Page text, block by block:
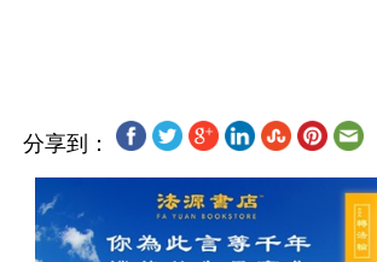
分享到：